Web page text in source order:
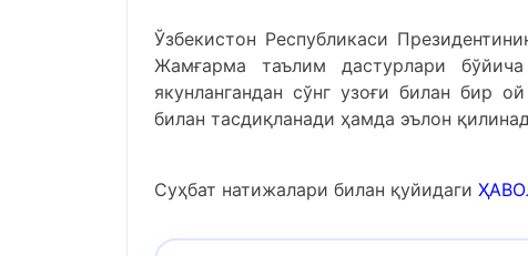
Ўзбекистон Республикаси
Жамғарма таълим дастурлари
якунлангандан сўнг узоғи билан бир
билан тасдиқланади ҳамда эълон
Суҳбат натижалари билан қуйидаги